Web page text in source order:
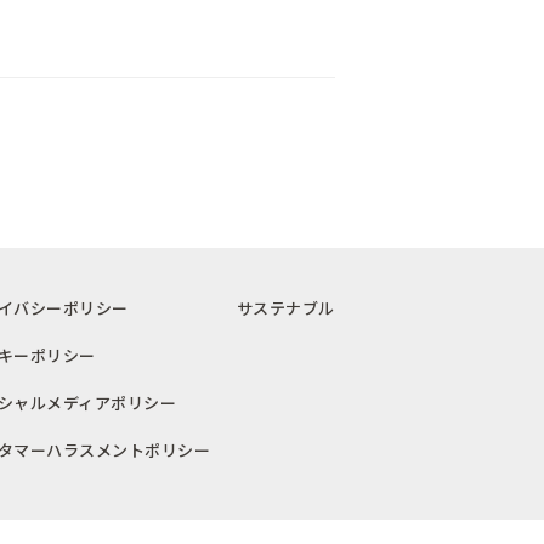
バシーポリシー
ーポリシー
ャルメディアポリシー
マーハラスメントポリシー
サステナブル